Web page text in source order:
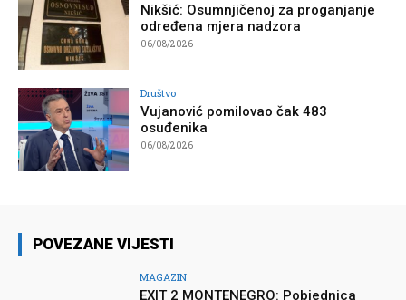
Nikšić: Osumnjičenoj za proganjanje
određena mjera nadzora
06/08/2026
Društvo
Vujanović pomilovao čak 483
osuđenika
06/08/2026
POVEZANE VIJESTI
MAGAZIN
EXIT 2 MONTENEGRO: Pobjednica